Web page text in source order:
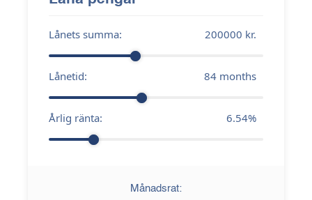
Lånets summa: 200000 kr.
Lånetid: 84 months
Årlig ränta: 6.54%
Månadsrat: